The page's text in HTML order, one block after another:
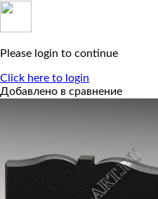
Please login to continue
Click here to login
Добавлено в сравнение